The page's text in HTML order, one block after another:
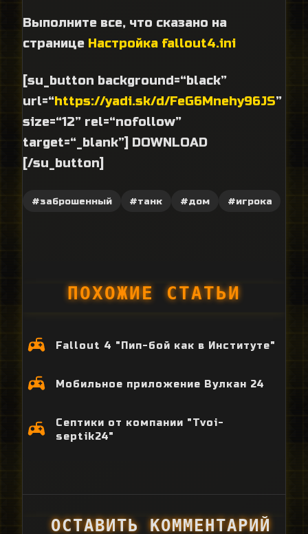
Выполните все, что сказано на
странице Настройка fallout4.ini
[su_button background=“black”
url=“https://yadi.sk/d/FeG6Mnehy96JS”
size=“12” rel=“nofollow”
target=“_blank”] DOWNLOAD
[/su_button]
#заброшенный #танк #дом #игрока
ПОХОЖИЕ СТАТЬИ
Fallout 4 "Пип-бой как в Институте"
Мобильное приложение Вулкан 24
Септики от компании "Tvoi-
septik24"
ОСТАВИТЬ КОММЕНТАРИЙ